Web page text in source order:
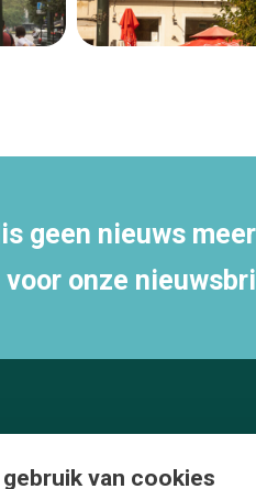
geen nieuws
voor onze
van cookies